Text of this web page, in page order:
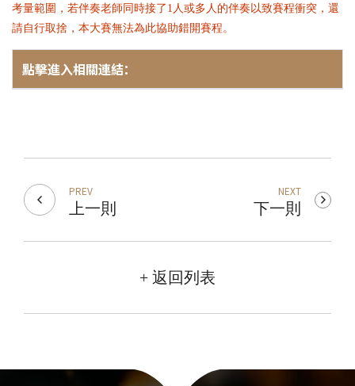
考量範圍，若伴奏老師同時接了1人或多人的伴奏以致賽程衝突，還
請自行取捨，本大賽無法為此協助錯開賽程。
點擊進入相關連結：
PREV
上一則
NEXT
下一則
+ 返回列表